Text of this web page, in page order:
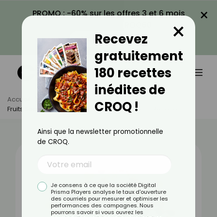
PROMO : -60% sur les offres 3 et 6 mois
VOIR LA PROMO
×
Accueil Actus
Alimentation
Fruits Secs : Bienfaits, Valeurs Nutritionnelles Et Recettes
Recevez
gratuitement
180 recettes
inédites de
CROQ !
×
Ainsi que la newsletter promotionnelle
de CROQ.
Je consens à ce que la société Digital
Prisma Players analyse le taux d'ouverture
des courriels pour mesurer et optimiser les
performances des campagnes. Nous
pourrons savoir si vous ouvrez les